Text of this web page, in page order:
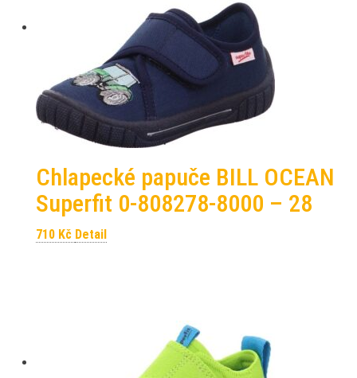
Chlapecké papuče BILL OCEAN
Superfit 0-808278-8000 – 28
710 Kč Detail